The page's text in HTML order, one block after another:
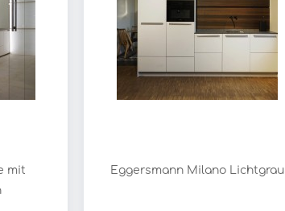
mit
Eggersmann Milano Lichtgrau